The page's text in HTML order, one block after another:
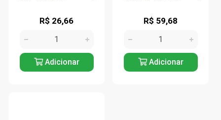
R$ 26,66
Adicionar
R$ 59,68
Adicionar